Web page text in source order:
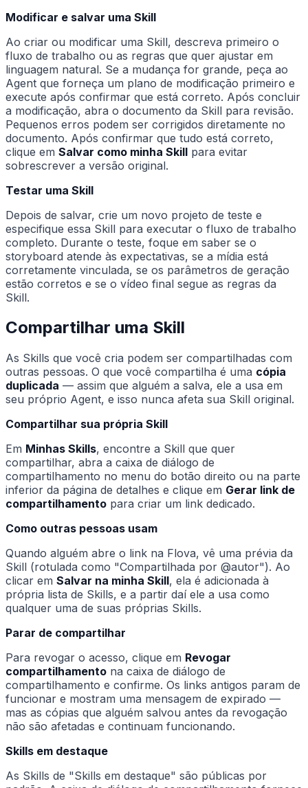
Modificar e salvar uma Skill
Ao criar ou modificar uma Skill, descreva primeiro o
fluxo de trabalho ou as regras que quer ajustar em
linguagem natural. Se a mudança for grande, peça ao
Agent que forneça um plano de modificação primeiro e
execute após confirmar que está correto. Após concluir
a modificação, abra o documento da Skill para revisão.
Pequenos erros podem ser corrigidos diretamente no
documento. Após confirmar que tudo está correto,
clique em Salvar como minha Skill para evitar
sobrescrever a versão original.
Testar uma Skill
Depois de salvar, crie um novo projeto de teste e
especifique essa Skill para executar o fluxo de trabalho
completo. Durante o teste, foque em saber se o
storyboard atende às expectativas, se a mídia está
corretamente vinculada, se os parâmetros de geração
estão corretos e se o vídeo final segue as regras da
Skill.
Compartilhar uma Skill
As Skills que você cria podem ser compartilhadas com
outras pessoas. O que você compartilha é uma cópia
duplicada — assim que alguém a salva, ele a usa em
seu próprio Agent, e isso nunca afeta sua Skill original.
Compartilhar sua própria Skill
Em Minhas Skills, encontre a Skill que quer
compartilhar, abra a caixa de diálogo de
compartilhamento no menu do botão direito ou na parte
inferior da página de detalhes e clique em Gerar link de
compartilhamento para criar um link dedicado.
Como outras pessoas usam
Quando alguém abre o link na Flova, vê uma prévia da
Skill (rotulada como "Compartilhada por @autor"). Ao
clicar em Salvar na minha Skill, ela é adicionada à
própria lista de Skills, e a partir daí ele a usa como
qualquer uma de suas próprias Skills.
Parar de compartilhar
Para revogar o acesso, clique em Revogar
compartilhamento na caixa de diálogo de
compartilhamento e confirme. Os links antigos param de
funcionar e mostram uma mensagem de expirado —
mas as cópias que alguém salvou antes da revogação
não são afetadas e continuam funcionando.
Skills em destaque
As Skills de "Skills em destaque" são públicas por